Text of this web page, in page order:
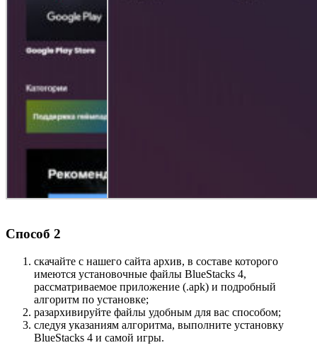
Способ 2
скачайте с нашего сайта архив, в составе которого
имеются установочные файлы BlueStacks 4,
рассматриваемое приложение (.apk) и подробный
алгоритм по установке;
разархивируйте файлы удобным для вас способом;
следуя указаниям алгоритма, выполните установку
BlueStacks 4 и самой игры.